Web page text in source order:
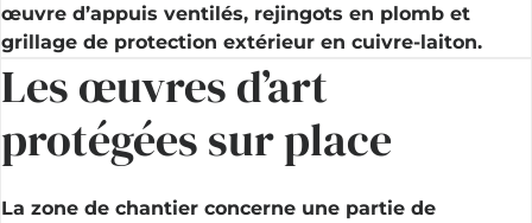
œuvre d’appuis ventilés, rejingots en plomb et
grillage de protection extérieur en cuivre-laiton.
Les œuvres d’art
protégées sur place
La zone de chantier concerne une partie de